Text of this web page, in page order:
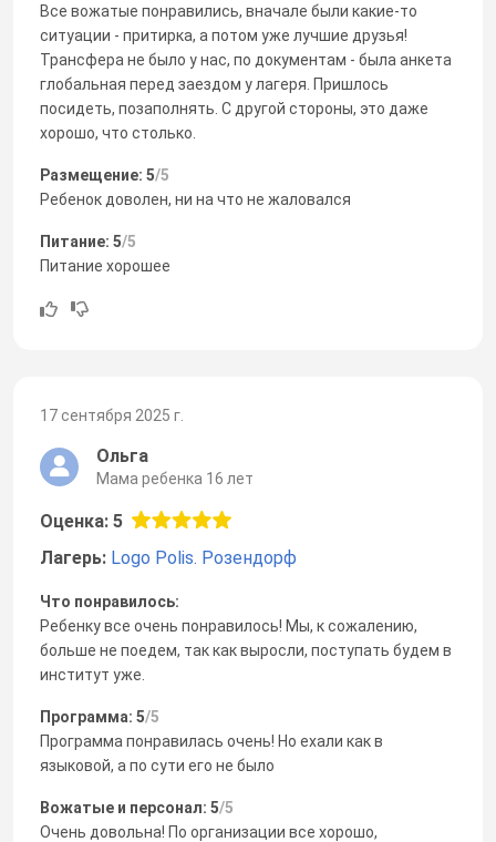
Все вожатые понравились, вначале были какие-то
ситуации - притирка, а потом уже лучшие друзья!
Трансфера не было у нас, по документам - была анкета
глобальная перед заездом у лагеря. Пришлось
посидеть, позаполнять. С другой стороны, это даже
хорошо, что столько.
Размещение: 5/5
Ребенок доволен, ни на что не жаловался
Питание: 5/5
Питание хорошее
17 сентября 2025 г.
Ольга
Мама ребенка 16 лет
Оценка: 5
Лагерь: Logo Polis. Розендорф
Что понравилось:
Ребенку все очень понравилось! Мы, к сожалению,
больше не поедем, так как выросли, поступать будем в
институт уже.
Программа: 5/5
Программа понравилась очень! Но ехали как в
языковой, а по сути его не было
Вожатые и персонал: 5/5
Очень довольна! По организации все хорошо,